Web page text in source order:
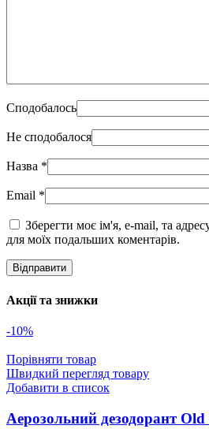
Сподобалось
Не сподобалося
Назва *
Email *
Зберегти моє ім'я, e-mail, та
для моїх подальших коментарів.
Акції та знижки
-10%
Порівняти товар
Швидкий перегляд товару
Добавити в список
Аерозольний дезодорант